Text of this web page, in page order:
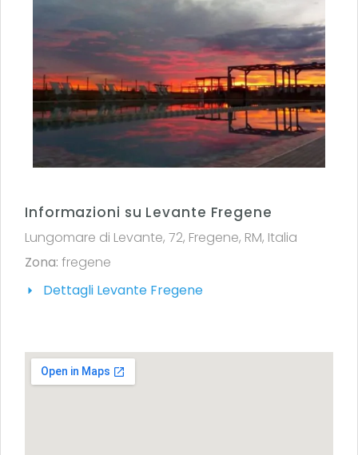
Informazioni su Levante Fregene
Lungomare di Levante, 72, Fregene, RM, Italia
Zona: fregene
Dettagli Levante Fregene